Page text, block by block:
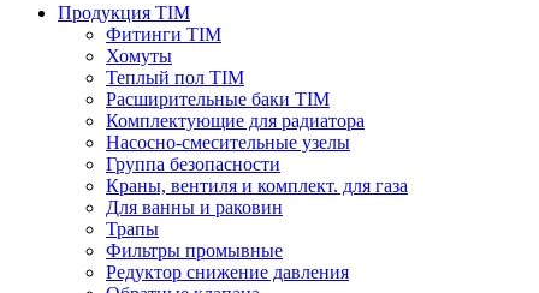
Продукция TIM
Фитинги TIM
Хомуты
Теплый пол TIM
Расширительные баки TIM
Комплектующие для радиатора
Насосно-смесительные узелы
Группа безопасности
Краны, вентиля и комплект. для газа
Для ванны и раковин
Трапы
Фильтры промывные
Редуктор снижение давления